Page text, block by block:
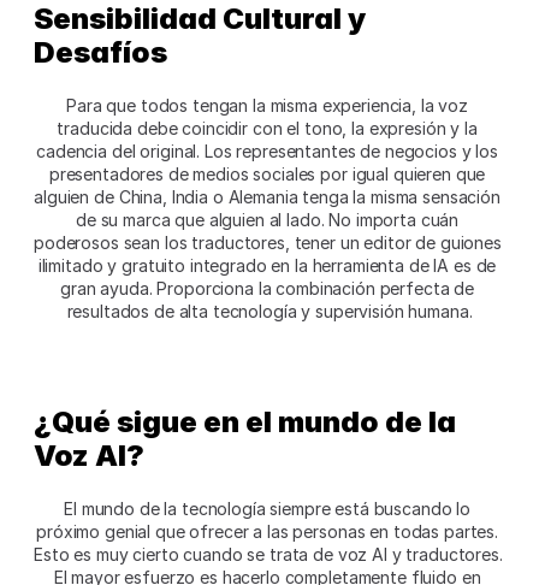
Sensibilidad Cultural y
Desafíos
Para que todos tengan la misma experiencia, la voz
traducida debe coincidir con el tono, la expresión y la
cadencia del original. Los representantes de negocios y los
presentadores de medios sociales por igual quieren que
alguien de China, India o Alemania tenga la misma sensación
de su marca que alguien al lado. No importa cuán
poderosos sean los traductores, tener un editor de guiones
ilimitado y gratuito integrado en la herramienta de IA es de
gran ayuda. Proporciona la combinación perfecta de
resultados de alta tecnología y supervisión humana.
¿Qué sigue en el mundo de la
Voz AI?
El mundo de la tecnología siempre está buscando lo
próximo genial que ofrecer a las personas en todas partes.
Esto es muy cierto cuando se trata de voz AI y traductores.
El mayor esfuerzo es hacerlo completamente fluido en